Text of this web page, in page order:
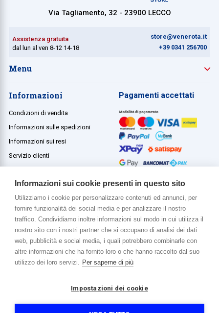
Via Tagliamento, 32 - 23900 LECCO
Assistenza gratuita
dal lun al ven 8-12 14-18
store@venerota.it
+39 0341 256700
Menu
Informazioni
Condizioni di vendita
Informazioni sulle spedizioni
Informazioni sui resi
Servizio clienti
Pagamenti accettati
Di più su di noi
www.venerota.it
P. IVA e Cod. Fiscale 01215890136
Informazioni sui cookie presenti in questo sito
Utilizziamo i cookie per personalizzare contenuti ed annunci, per
fornire funzionalità dei social media e per analizzare il nostro
traffico. Condividiamo inoltre informazioni sul modo in cui utilizza il
nostro sito con i nostri partner che si occupano di analisi dei dati
web, pubblicità e social media, i quali potrebbero combinarle con
altre informazioni che ha fornito loro o che hanno raccolto dal suo
utilizzo dei loro servizi. Per saperne di più
Impostazioni dei cookie